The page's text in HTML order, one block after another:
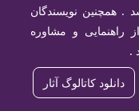
. همچنین نویسندگان
راهنمایی و مشاوره
.
دانلود کاتالوگ آثار